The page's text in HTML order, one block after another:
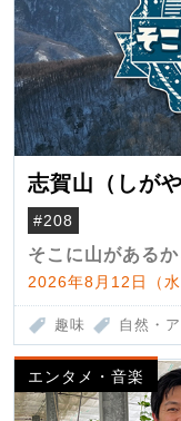
志賀山（しが
#208
そこに山があるか
2026年8月12日（
趣味 自然・
エンタメ・音楽